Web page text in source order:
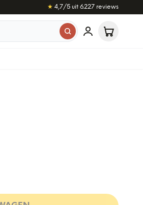
★ 4,7/5 uit 6.227reviews